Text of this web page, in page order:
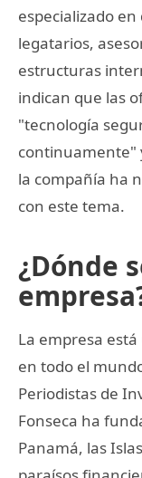
especializado
legatarios,
estructuras
indican que las
"tecnología
continuamente"
la compañía ha
con este tema.
¿Dónde
La empresa
en todo el
Periodistas de
Fonseca ha
Panamá, las